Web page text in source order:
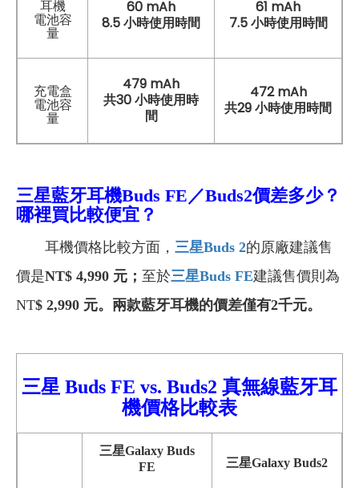
耳機
電池容
量
60 mAh
8.5 小時使用時間
61 mAh
7.5 小時使用時間
充電盒
電池容
量
479 mAh
共30 小時使用時
間
472 mAh
共29 小時使用時間
三星藍牙耳機Buds FE／Buds2價差多少？
哪裡買比較便宜？
耳機價格比較方面， 三星Buds 2的原廠建議售
價是NT$ 4,990 元； 至於三星Buds FE建議售價則為
NT$ 2,990 元。兩款藍牙耳機的價差僅有2千元。
三星 Buds FE vs. Buds2 真無線藍牙耳
機價格比較表
三星Galaxy Buds
FE
三星Galaxy Buds2